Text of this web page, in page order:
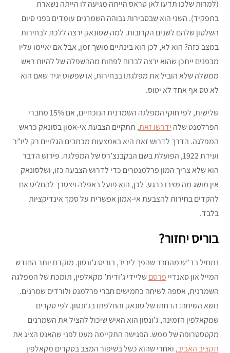
(למרות שלכו תדעו לאן טראס הייתה מגיעה לו הייתה נשארת
בתפקיד). השני הוא שבסבירות גבוהה השמרנים עומדים בפני סיום
השלטון שלהם לשנים הקרובות. למה שסונאק ירצה ללכת לבחירות
במצב כזה? הוא לא, לכן הוא בינתיים מושך זמן, אבל אם יאיימו עליו
מבפנים ייתכן שהוא ירצה לברוח לפחות מההשפלה של להיות ראש
ממשלה שלא הוביל את מפלגתו בבחירות, או שפשוט יגיד שאם הוא
לא טס אף אחד לא יטוס.
שלישית, לפי חוקי המפלגה השמרנית הנוכחיים, אם 15% מחברי
הפרלמנט שלה ידרשו זאת, תתקיים הצבעת אי-אמון בסונאק כראש
המפלגה. הדרך לדרוש זאת היא באמצעות מכתבים הגלויים רק ליו”ר
ועידת 1922, הפועלת בשם הבקבנצ’רס של המפלגה. פירוש הדבר
הוא שלא צריך המון פרלמנטרים כדי לדרוש הצבעה כזו, ושלסונאק
אין מושג מה מצבו כרגע. לכן, הוא פועל באפלה ויצטרך להחליט אם
להקדים בחירות להצבעת אי-אמון אפשרית על סמך אינדיקציות
בלבד.
בוריס יחזור?
נתחיל בד”ש מהחבר שהפך ליריב, בוריס ג’ונסון. מוקדם יותר החודש
המייל און סאנדיי פרסםשליידי ג’ודית’ מקאלפין, תומכת של המפלגה
השמרנית, אספה לשיחה כחמישים חברי פרלמנט ולורדים שמרנים.
נושא השיחה: הדחתו של סונאק והחלפתו בג’ונסון. לפי סקרים
שמקאלפין הזמינה, ג’ונסון הוא האיש שיכול להציל את השמרנים
מקטסטרופה של ממש. הפגישה התקיימה מעט לפני שהאנט הציג את
תקציב האביב, ואחרי שהוא כשל בשיפור המצב בסקרים מקאלפין